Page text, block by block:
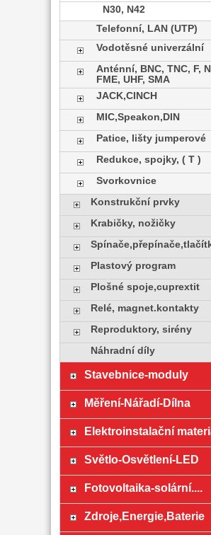
N30, N42
Telefonní, LAN (UTP)
Vodotěsné univerzální
Anténní, BNC, TNC, F,
FME, UHF, SMA
JACK,CINCH
MIC,Speakon,DIN
Patice, lišty jumperové
Redukce, spojky, ( T )
Svorkovnice
Konstrukční prvky
Krabičky, nožičky
Plastový program
Plošné spoje,cuprextit
Relé, magnet.kontakty
Reproduktory, sirény
Náhradní díly
Stavebnice-moduly
Měření-Nářadí-Dílna
Elektroinstalační
Světlo-Osvětlení-LED
Fotovoltaika-solární....
Zdroje,Energie,Baterie